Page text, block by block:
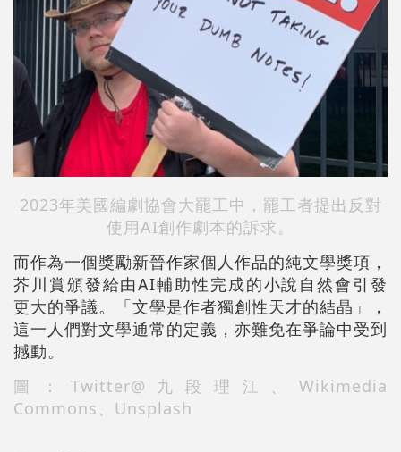
2023年美國編劇協會大罷工中，罷工者提出反對
使用AI創作劇本的訴求。
而作為一個獎勵新晉作家個人作品的純文學獎項，
芥川賞頒發給由AI輔助性完成的小說自然會引發
更大的爭議。「文學是作者獨創性天才的結晶」，
這一人們對文學通常的定義，亦難免在爭論中受到
撼動。
圖：Twitter@九段理江、Wikimedia
Commons、Unsplash